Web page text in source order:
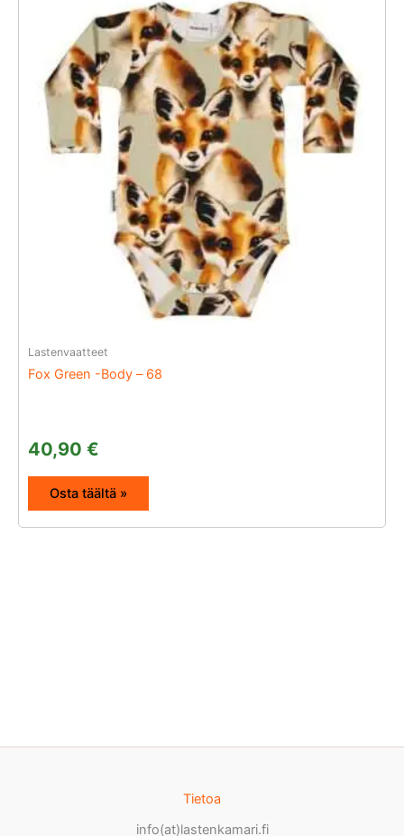
Lastenvaatteet
Fox Green -Body – 68
40,90 €
Osta täältä »
Tietoa
info(at)lastenkamari.fi